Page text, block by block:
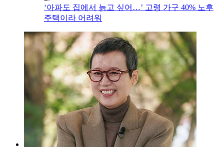
‘아파도 집에서 늙고 싶어…’ 고령 가구 40% 노후
주택이라 어려워